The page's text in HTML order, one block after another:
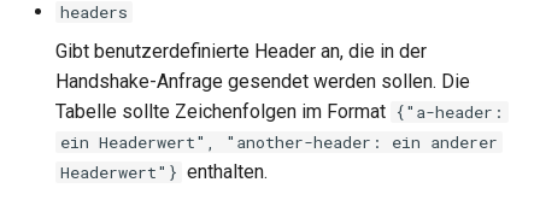
headers
Gibt benutzerdefinierte Header an, die in der
Handshake-Anfrage gesendet werden sollen. Die
Tabelle sollte Zeichenfolgen im Format {"a-header:
ein Headerwert", "another-header: ein anderer
Headerwert"} enthalten.